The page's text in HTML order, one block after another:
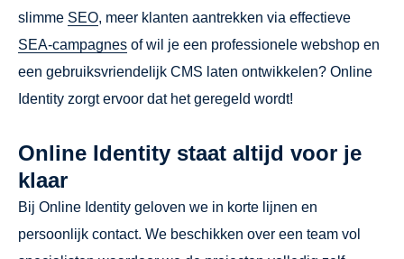
slimme SEO, meer klanten aantrekken via effectieve
SEA-campagnes of wil je een professionele webshop en
een gebruiksvriendelijk CMS laten ontwikkelen? Online
Identity zorgt ervoor dat het geregeld wordt!
Online Identity staat altijd voor je
klaar
Bij Online Identity geloven we in korte lijnen en
persoonlijk contact. We beschikken over een team vol